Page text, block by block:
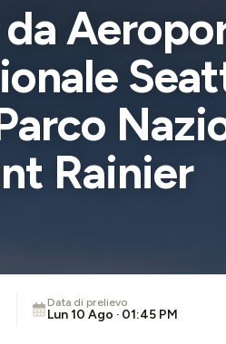
Rainier
Data di prelievo
Lun 10 Ago · 01:45 PM